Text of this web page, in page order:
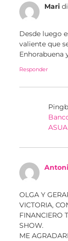
Mari
Desde luego
valiente que
Enhorabuena
Responder
OLGA Y
VICTORIA,
FINANCIERO
SHOW.
ME